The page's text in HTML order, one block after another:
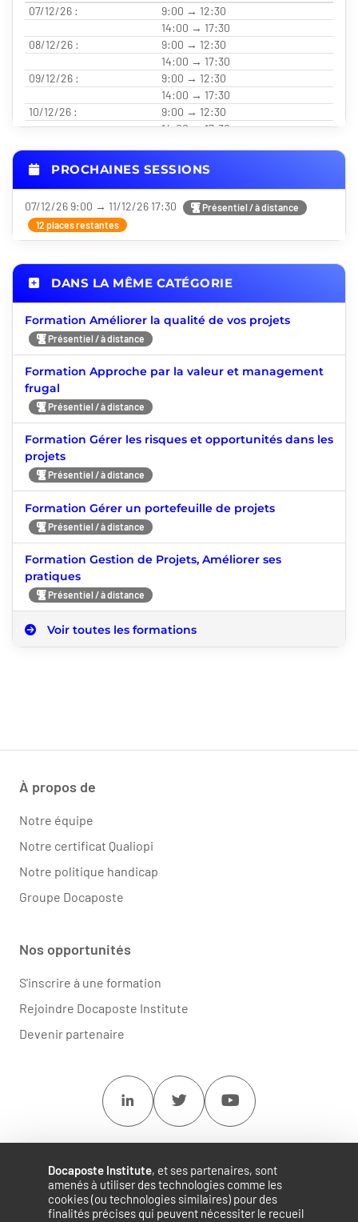
Docaposte Institute, et ses partenaires, sont
amenés à utiliser des technologies comme les
cookies (ou technologies similaires) pour des
finalités précises qui peuvent nécessiter le recueil
07/12/26 :
9:00 → 12:30
14:00 → 17:30
08/12/26 :
9:00 → 12:30
14:00 → 17:30
09/12/26 :
9:00 → 12:30
14:00 → 17:30
10/12/26 :
9:00 → 12:30
14:00 → 17:30
14:00 → 17:30
PROCHAINES SESSIONS
07/12/26 9:00 → 11/12/26 17:30
Présentiel / à distance
12 places restantes
DANS LA MÊME CATÉGORIE
Formation Améliorer la qualité de vos projets
Présentiel / à distance
Formation Approche par la valeur et management
frugal
Présentiel / à distance
Formation Gérer les risques et opportunités dans les
projets
Présentiel / à distance
Formation Gérer un portefeuille de projets
Présentiel / à distance
Formation Gestion de Projets, Améliorer ses
pratiques
Présentiel / à distance
Voir toutes les formations
À propos de
Notre équipe
Notre certificat Qualiopi
Notre politique handicap
Groupe Docaposte
Nos opportunités
S'inscrire à une formation
Rejoindre Docaposte Institute
Devenir partenaire
Linkedin Twitter Youtube